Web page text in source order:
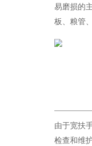
易磨损的
板、粮管
由于宽扶
检查和维